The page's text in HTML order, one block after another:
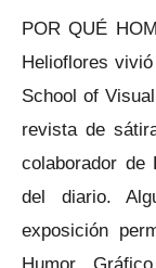
POR QUÉ
Helioflores
School of
revista de
colaborador de
del diario.
exposición
Humor